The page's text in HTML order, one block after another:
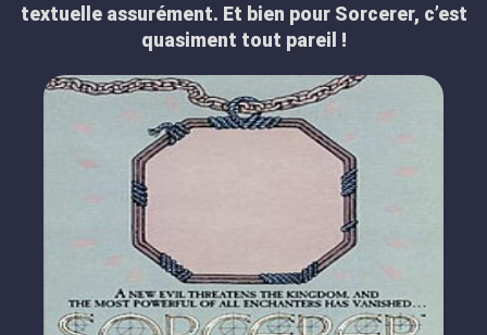
textuelle assurément. Et bien pour Sorcerer, c’est
quasiment tout pareil !